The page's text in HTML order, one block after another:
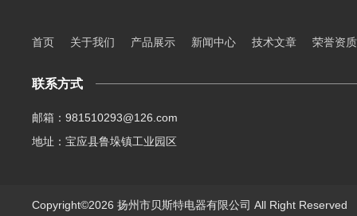
首页 关于我们 产品展示 新闻中心 技术文章 荣誉资质
联系方式
邮箱：981510293@126.com
地址：宝应县鲁垛镇工业园区
Copyright©2026 扬州市贝斯特电器有限公司 All Right